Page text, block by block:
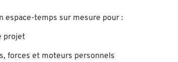
espace-temps sur mesure pour :
projet
forces et moteurs personnels